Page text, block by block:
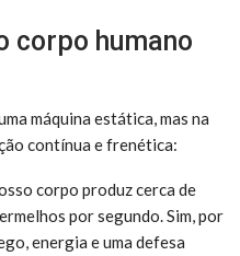
corpo humano
máquina estática, mas na
contínua e frenética:
corpo produz cerca de
por segundo. Sim, por
energia e uma defesa